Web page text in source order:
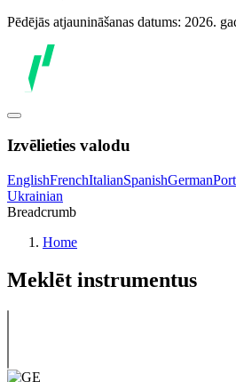
Pēdējās atjaunināšanas datums: 2026.
Izvēlieties valodu
EnglishFrenchItalianSpanishGerman
Ukrainian
Breadcrumb
Home
Meklēt instrumentus